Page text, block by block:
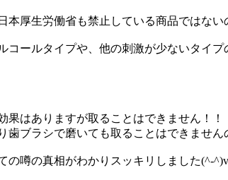
本厚生労働省も禁止している商品ではな
コールタイプや、他の刺激が少ないタイ
果はありますが取ることはできません！！
歯ブラシで磨いても取ることはできませ
の噂の真相がわかりスッキリしました(^-^)v